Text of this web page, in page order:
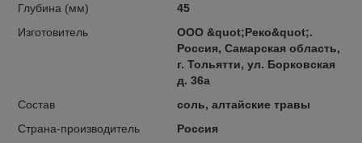
Глубина (мм)
45
Изготовитель
ООО &quot;Реко&quot;.
Россия, Самарская область,
г. Тольятти, ул. Борковская
д. 36а
Состав
соль, алтайские травы
Страна-производитель
Россия